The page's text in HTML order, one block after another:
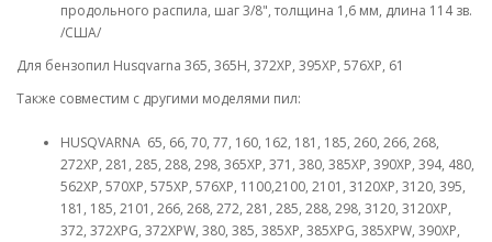
продольного распила, шаг 3/8", толщина 1,6 мм, длина 114 зв.
/США/
Для бензопил Husqvarna 365, 365H, 372XP, 395XP, 576XP, 61
Также совместим с другими моделями пил:
HUSQVARNA 65, 66, 70, 77, 160, 162, 181, 185, 260, 266, 268,
272XP, 281, 285, 288, 298, 365XP, 371, 380, 385XP, 390XP, 394, 480,
562XP, 570XP, 575XP, 576XP, 1100,2100, 2101, 3120XP, 3120, 395,
181, 185, 2101, 266, 268, 272, 281, 285, 288, 298, 3120, 3120XP,
372, 372XPG, 372XPW, 380, 385, 385XP, 385XPG, 385XPW, 390XP,